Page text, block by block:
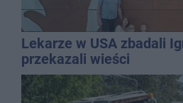
Lekarze w USA zbadali
przekazali wieści